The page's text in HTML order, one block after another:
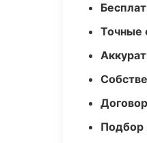
Точные
Подбор